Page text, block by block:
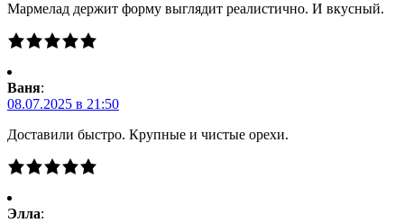
Мармелад держит форму выглядит реалистично. И вкусный.
Ваня:
08.07.2025 в 21:50
Доставили быстро. Крупные и чистые орехи.
Элла: